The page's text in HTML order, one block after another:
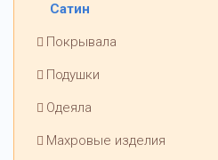
Сатин
Покрывала
Подушки
Одеяла
Махровые изделия